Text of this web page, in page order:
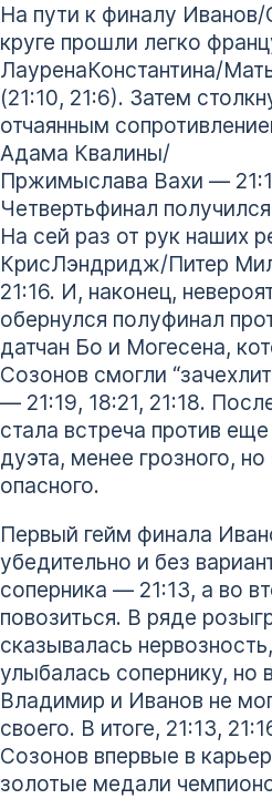
На пути к финалу
круге прошли легко
ЛауренаКонстантина/
(21:10, 21:6). Затем
отчаянным
Адама Квалины/
Пржимыслава Вахи —
Четвертьфинал
На сей раз от рук наших
КрисЛэндридж/Питер
21:16. И, наконец,
обернулся полуфинал
датчан Бо и Могесена,
Созонов смогли
— 21:19, 18:21, 21:18.
стала встреча против
дуэта, менее грозного, но
опасного.
Первый гейм финала
убедительно и без
соперника — 21:13, а во
повозиться. В ряде
сказывалась
улыбалась сопернику, но
Владимир и Иванов не
своего. В итоге, 21:13,
Созонов впервые в
золотые медали